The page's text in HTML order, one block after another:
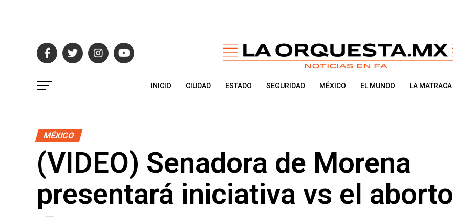
INICIO CIUDAD ESTADO SEGURIDAD MÉXICO EL MUNDO LA MATRACA
MÉXICO
(VIDEO) Senadora de Morena
presentará iniciativa vs el aborto